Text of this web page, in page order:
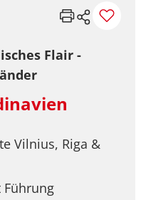
Flair -
Vilnius, Riga &